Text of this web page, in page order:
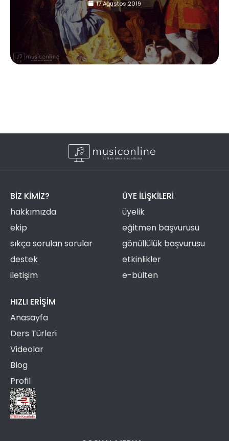
17 Ağustos 2019
BIZ KIMIZ?
hakkımızda
ekip
sıkça sorulan sorular
destek
iletişim
ÜYE ILIŞKILERI
üyelik
eğitmen başvurusu
gönüllülük başvurusu
etkinlikler
e-bülten
HIZLI ERIŞIM
Anasayfa
Ders Türleri
Videolar
Blog
Profil